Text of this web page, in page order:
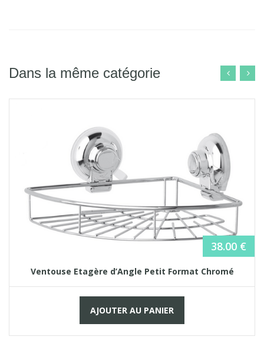
Dans la même catégorie
38.00 €
Ventouse Etagère d’Angle Petit Format Chromé
AJOUTER AU PANIER